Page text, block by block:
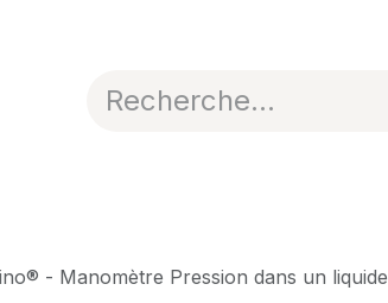
- Manomètre Pression dans un liquide